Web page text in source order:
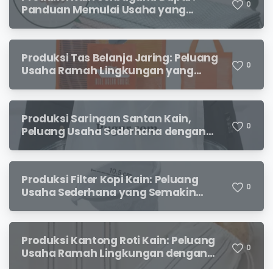
Panduan Memulai Usaha yang
Menjanjikan untuk Pebisnis Pemula
0
Produksi Tas Belanja Jaring: Peluang
Usaha Ramah Lingkungan yang
0
Produksi Saringan Santan Kain,
Peluang Usaha Sederhana dengan
Permintaan yang Terus Meningkat
0
Produksi Filter Kopi Kain: Peluang
Usaha Sederhana yang Semakin
Diminati Pecinta Kopi
0
Produksi Kantong Roti Kain: Peluang
Usaha Ramah Lingkungan dengan
0